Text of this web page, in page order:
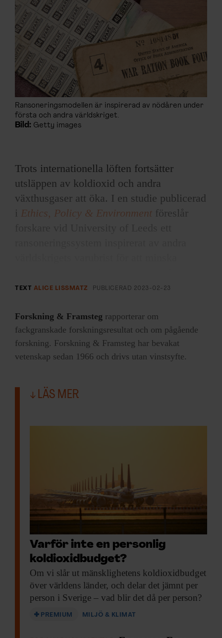
PRENUMERERA PÅ F&F
ANNONSERA I F&F
OM F&F
Ransoneringsmodellen är inspirerad av nödåren under
första och andra världskriget.
Bild: Getty images
Trots internationella löften fortsätter
utsläppen av koldioxid och andra
växthusgaser att öka. I en studie publicerad
i Ethics, Policy & Environment föreslår
grundar sig på idén om att uppoffringar är
dem.
Liknande system – med personliga
koldioxidkvoter – föreslogs av andra
aldrig igenom. De liknar EU:s system för
handel med utsläppsrätter för industrin, fast
Francesco Fuso Nerini
föreståndare för Climate
Action Centre vid KTH.
En jämlik omställning
Francesco Fuso-Nerini är föreståndare för
TEXT ALICE LISSMATZ PUBLICERAD 2023-02-23
Forskning & Framsteg rapporterar om
fackgranskade forskningsresultat och om pågående
forskning. Forskning & Framsteg har bevakat
vetenskap sedan 1966 och drivs utan vinstsyfte.
LÄS MER
Varför inte en personlig
koldioxidbudget?
Om vi slår ut mänsklighetens koldioxidbudget
över världens länder, och delar det jämnt per
person i Sverige – vad blir det då per person?
PREMIUM MILJÖ & KLIMAT